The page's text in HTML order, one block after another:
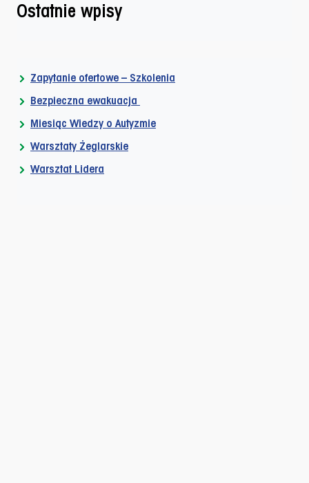
Ostatnie wpisy
Zapytanie ofertowe – Szkolenia
Bezpieczna ewakuacja
Miesiąc Wiedzy o Autyzmie
Warsztaty Żeglarskie
Warsztat Lidera